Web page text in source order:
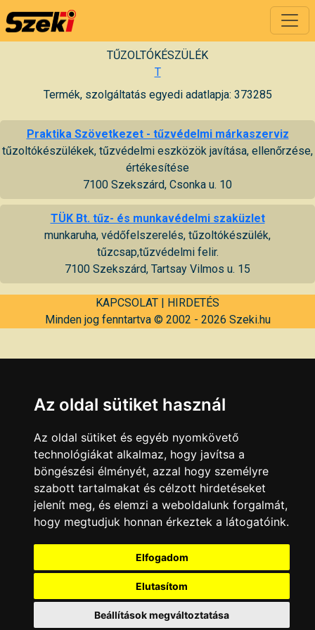
TŰZOLTÓKÉSZÜLÉK
T
Termék, szolgáltatás egyedi adatlapja: 373285
Praktika Szövetkezet - tűzvédelmi márkaszerviz
tűzoltókészülékek, tűzvédelmi eszközök javítása, ellenőrzése,
értékesítése
7100 Szekszárd, Csonka u. 10
TÜK Bt. tűz- és munkavédelmi szaküzlet
munkaruha, védőfelszerelés, tűzoltókészülék,
tűzcsap,tűzvédelmi felir.
7100 Szekszárd, Tartsay Vilmos u. 15
KAPCSOLAT | HIRDETÉS
Minden jog fenntartva © 2002 - 2026 Szeki.hu
Az oldal sütiket használ
Az oldal sütiket és egyéb nyomkövető
technológiákat alkalmaz, hogy javítsa a
böngészési élményét, azzal hogy személyre
szabott tartalmakat és célzott hirdetéseket
jelenít meg, és elemzi a weboldalunk forgalmát,
hogy megtudjuk honnan érkeztek a látogatóink.
Elfogadom
Elutasítom
Beállítások megváltoztatása